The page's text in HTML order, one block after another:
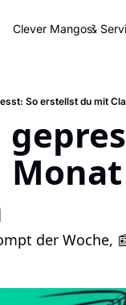
Clever Mangos
Home Produkte &
So erstellst du mit
der